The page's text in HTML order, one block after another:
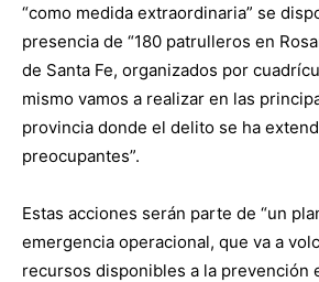
“como medida extraordinaria” se
presencia de “180 patrulleros en
de Santa Fe, organizados por
mismo vamos a realizar en las
provincia donde el delito se ha
preocupantes”.
Estas acciones serán parte de “un
emergencia operacional, que va a
recursos disponibles a la prevención